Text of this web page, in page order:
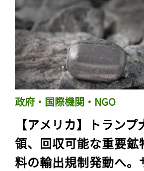
政府・国際機関・NGO
【アメリカ】トランプ
領、回収可能な重要鉱
料の輸出規制発動へ。